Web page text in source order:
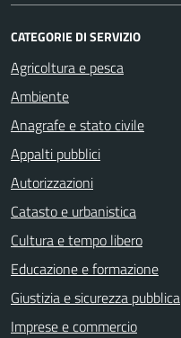
CATEGORIE DI SERVIZIO
Agricoltura e pesca
Ambiente
Anagrafe e stato civile
Appalti pubblici
Autorizzazioni
Catasto e urbanistica
Cultura e tempo libero
Educazione e formazione
Giustizia e sicurezza pubblica
Imprese e commercio